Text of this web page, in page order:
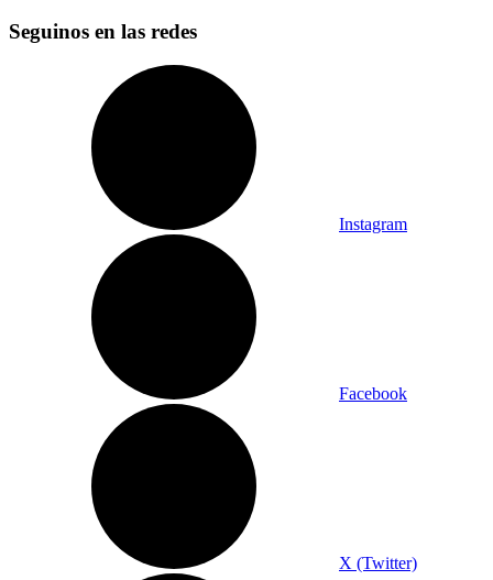
Seguinos en las redes
Instagram
Facebook
X (Twitter)